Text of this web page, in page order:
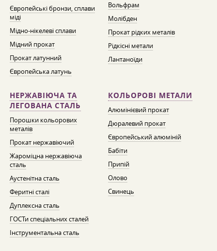
Європейські бронзи, сплави
міді
Мідно-нікелеві сплави
Мідний прокат
Прокат латунний
Європейська латунь
Вольфрам
Молібден
Прокат рідких металів
Рідкісні метали
Лантаноїди
НЕРЖАВІЮЧА ТА
ЛЕГОВАНА СТАЛЬ
Порошки кольорових
металів
Прокат нержавіючий
Жароміцна нержавіюча
сталь
Аустенітна сталь
Феритні сталі
Дуплексна сталь
ГОСТи спеціальних сталей
Інструментальна сталь
КОЛЬОРОВІ МЕТАЛИ
Алюмінієвий прокат
Дюралевий прокат
Європейський алюміній
Бабіти
Припій
Олово
Свинець